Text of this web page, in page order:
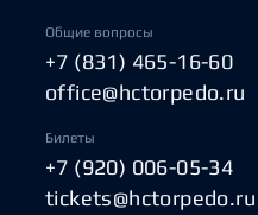
Общие вопросы
+7 (831) 465-16-60
office@hctorpedo.ru
Билеты
+7 (920) 006-05-34
tickets@hctorpedo.ru